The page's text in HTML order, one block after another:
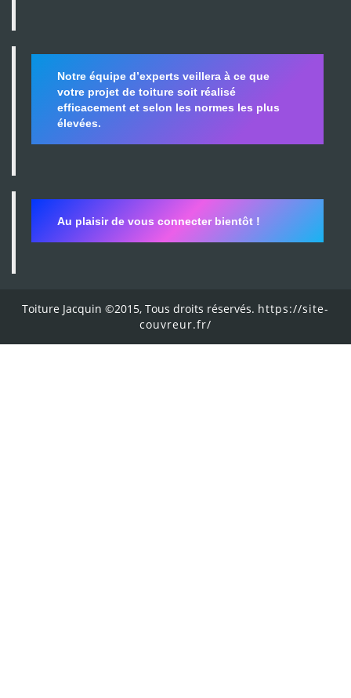
Notre équipe d’experts veillera à ce que
votre projet de toiture soit réalisé
efficacement et selon les normes les plus
élevées.
Au plaisir de vous connecter bientôt !
Toiture Jacquin ©2015, Tous droits réservés. https://site-
couvreur.fr/